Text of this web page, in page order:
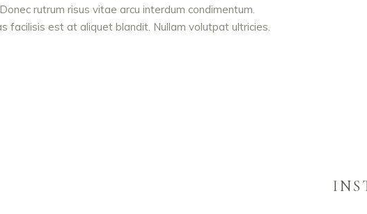
rutrum risus vitae arcu interdum condimentum.
facilisis est at aliquet blandit. Nullam volutpat ultricies.